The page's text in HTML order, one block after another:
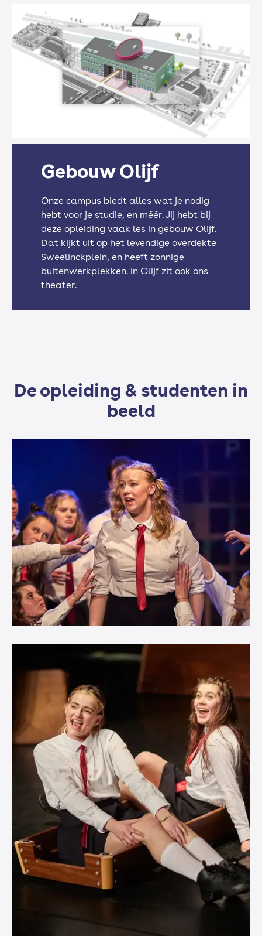
Engels
Nederlands
Loopbaan / Burgerschap
Sport (keuzeprogramma)
Gebouw Olijf
Onze campus biedt alles wat je nodig
hebt voor je studie, en méér. Jij hebt bij
deze opleiding vaak les in gebouw Olijf.
Dat kijkt uit op het levendige overdekte
Sweelinckplein, en heeft zonnige
buitenwerkplekken. In Olijf zit ook ons
theater.
De opleiding & studenten in
beeld